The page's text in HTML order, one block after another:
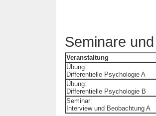
Seminare
Veranstaltung
Übung:
Differentielle Psychologie A
Übung:
Differentielle Psychologie B
Seminar:
Interview und Beobachtung A